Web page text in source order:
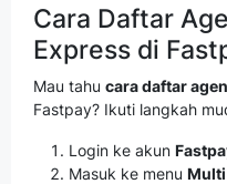
Cara Daftar
Express di
Mau tahu cara daftar
Fastpay? Ikuti langkah
Login ke akun
Masuk ke menu